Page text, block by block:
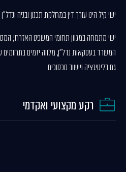
ישי קיל הינו עורך דין במחלקת תכנון ובניה
ישי מתמחה במגוון תחומי המשפט האזרחי,
המשרד בעסקאות נדל"ן, מלווה יזמים בתחומים
גם בליטיגציה ויישוב סכסוכים.
רקע מקצועי ואקדמי